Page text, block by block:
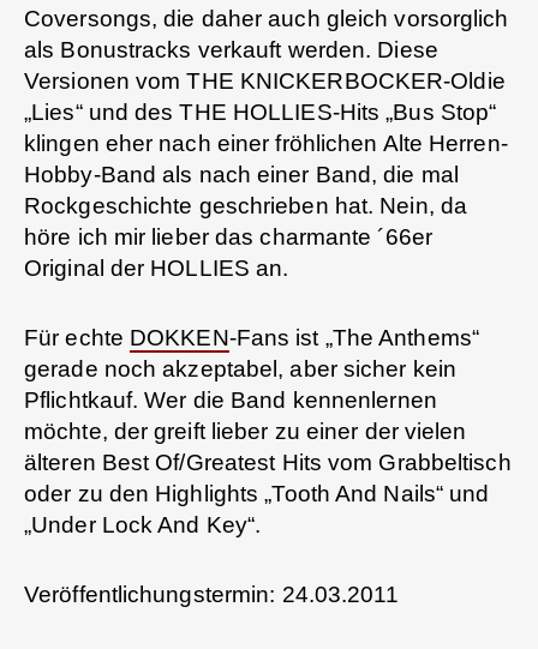
Coversongs, die daher auch gleich vorsorglich
als Bonustracks verkauft werden. Diese
Versionen vom THE KNICKERBOCKER-Oldie
„Lies“ und des THE HOLLIES-Hits „Bus Stop“
klingen eher nach einer fröhlichen Alte Herren-
Hobby-Band als nach einer Band, die mal
Rockgeschichte geschrieben hat. Nein, da
höre ich mir lieber das charmante ´66er
Original der HOLLIES an.
Für echte DOKKEN-Fans ist „The Anthems“
gerade noch akzeptabel, aber sicher kein
Pflichtkauf. Wer die Band kennenlernen
möchte, der greift lieber zu einer der vielen
älteren Best Of/Greatest Hits vom Grabbeltisch
oder zu den Highlights „Tooth And Nails“ und
„Under Lock And Key“.
Veröffentlichungstermin: 24.03.2011